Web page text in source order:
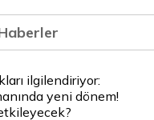
ilgilendiriyor:
yeni dönem!